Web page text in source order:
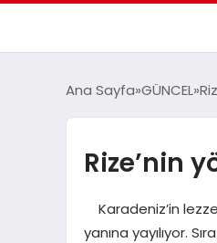
Ana Sayfa GÜNCEL
Rize’nin
Karadeniz’in
yanına yayılıyor.